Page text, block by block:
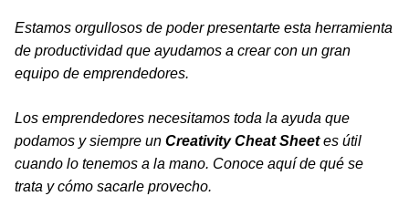
Estamos orgullosos de poder presentarte esta herramienta
de productividad que ayudamos a crear con un gran
equipo de emprendedores.
Los emprendedores necesitamos toda la ayuda que
podamos y siempre un Creativity Cheat Sheetes útil
cuando lo tenemos a la mano. Conoce aquí de qué se
trata y cómo sacarle provecho.